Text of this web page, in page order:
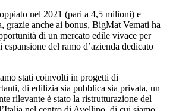
nel 2021 (pari a 4,5 milioni) e
grazie anche ai bonus, BigMat Vemati ha
di un mercato edile vivace per
del ramo d’azienda dedicato
stati coinvolti in progetti di
di edilizia sia pubblica sia privata, un
rilevante è stato la ristrutturazione del